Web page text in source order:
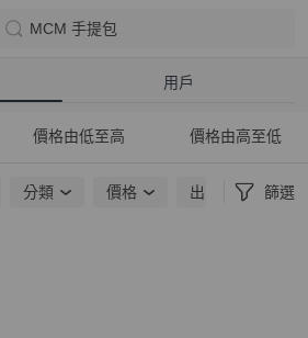
MCM 手提包
用戶
價格由低至高 價格由高至低
分類 價格 出貨地點 篩選